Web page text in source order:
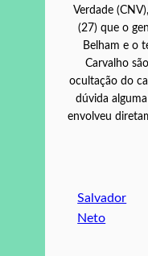
Verdade
(27) que o
Belham e o
Carvalho
ocultação do
dúvida
envolveu
Salvador
Neto